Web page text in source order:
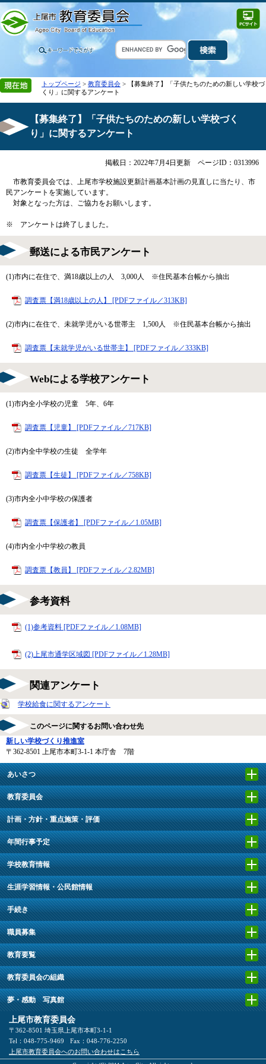
トップページ > 教育委員会 > 【募集終了】「子供たちのための新しい学校づ
くり」に関するアンケート
【募集終了】「子供たちのための新しい学校づく
り」に関するアンケート
掲載日：2022年7月4日更新 ページID：0313996
市教育委員会では、上尾市学校施設更新計画基本計画の見直しに当たり、市
民アンケートを実施しています。
対象となった方は、ご協力をお願いします。
※ アンケートは終了しました。
郵送による市民アンケート
(1)市内に在住で、満18歳以上の人 3,000人 ※住民基本台帳から抽出
調査票【満18歳以上の人】 [PDFファイル／313KB]
(2)市内に在住で、未就学児がいる世帯主 1,500人 ※住民基本台帳から抽出
調査票【未就学児がいる世帯主】 [PDFファイル／333KB]
Webによる学校アンケート
(1)市内全小学校の児童 5年、6年
調査票【児童】 [PDFファイル／717KB]
(2)市内全中学校の生徒 全学年
調査票【生徒】 [PDFファイル／758KB]
(3)市内全小中学校の保護者
調査票【保護者】 [PDFファイル／1.05MB]
(4)市内全小中学校の教員
調査票【教員】 [PDFファイル／2.82MB]
参考資料
(1)参考資料 [PDFファイル／1.08MB]
(2)上尾市通学区域図 [PDFファイル／1.28MB]
関連アンケート
学校給食に関するアンケート
このページに関するお問い合わせ先
新しい学校づくり推進室
〒362-8501 上尾市本町3-1-1 本庁舎 7階
あいさつ
教育委員会
計画・方針・重点施策・評価
年間行事予定
学校教育情報
生涯学習情報・公民館情報
手続き
職員募集
教育要覧
教育委員会の組織
夢・感動 写真館
上尾市教育委員会
〒362-8501 埼玉県上尾市本町3-1-1
Tel：048-775-9469
Fax：048-776-2250
上尾市教育委員会へのお問い合わせはこちら